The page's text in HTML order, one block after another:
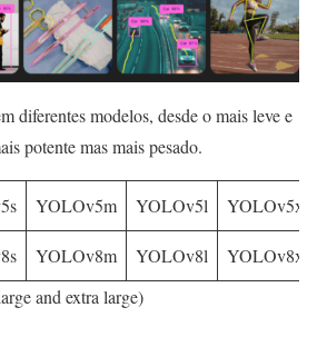
diferentes modelos, desde o mais leve e
potente mas mais pesado.
YOLOv5m YOLOv5l YOLOv5x
YOLOv8m YOLOv8l
YOLOv8x
and extra large)